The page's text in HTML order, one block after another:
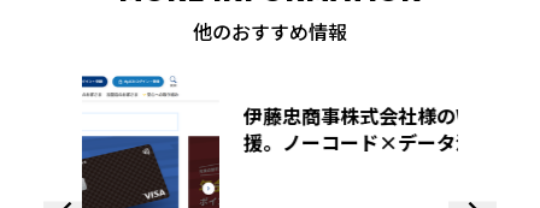
他のおすすめ情報
伊藤忠商事株式会社様のWeb運用変革を支
援。ノーコード×データ活用による自律的
PDCA基盤の構築